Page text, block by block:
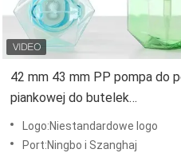
42 mm 43 mm PP pompa do
piankowej do butelek
kosmetycznych
Logo:Niestandardowe logo
Port:Ningbo i Szanghaj